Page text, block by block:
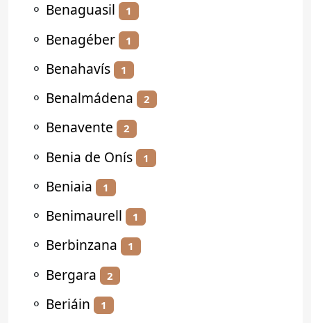
⚬ Benaguasil 1
⚬ Benagéber 1
⚬ Benahavís 1
⚬ Benalmádena 2
⚬ Benavente 2
⚬ Benia de Onís 1
⚬ Beniaia 1
⚬ Benimaurell 1
⚬ Berbinzana 1
⚬ Bergara 2
⚬ Beriáin 1